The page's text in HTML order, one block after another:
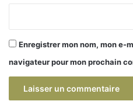
Enregistrer mon nom, mon e-
navigateur pour mon prochain